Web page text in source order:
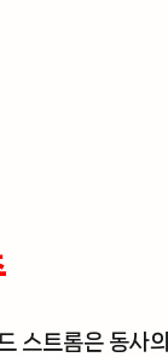
스트롬은 동사